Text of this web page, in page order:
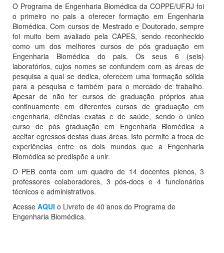
O Programa de Engenharia Biomédica da COPPE/UFRJ foi
o primeiro no pais a oferecer formação em Engenharia
Biomédica. Com cursos de Mestrado e Doutorado, sempre
foi muito bem avaliado pela CAPES, sendo reconhecido
como um dos melhores cursos de pós graduação em
Engenharia Biomédica do pais. Os seus 6 (seis)
laboratórios, cujos nomes se confundem com as áreas de
pesquisa a qual se dedica, oferecem uma formação sólida
para a pesquisa e também para o mercado de trabalho.
Apesar de não ter cursos de graduação próprios atua
continuamente em diferentes cursos de graduação em
engenharia, ciências exatas e de saúde, sendo o único
curso de pós graduação em Engenharia Biomédica a
aceitar egressos destas duas áreas. Isto permite a troca de
experiências entre os dois mundos que a Engenharia
Biomédica se predispõe a unir.
O PEB conta com um quadro de 14 docentes plenos, 3
professores colaboradores, 3 pós-docs e 4 funcionários
técnicos e administrativos.
Acesse AQUI o Livreto de 40 anos do Programa de
Engenharia Biomédica.